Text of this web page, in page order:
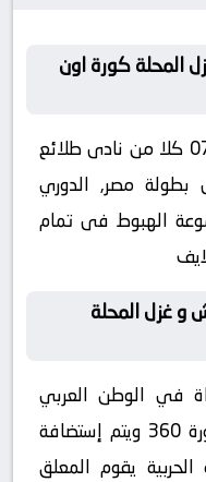
المحلة كورة اون
يلا شوت يلتقى اليوم 2026-05-07 كلا من نادى طلائع
مصر, الدوري
الهبوط فى تمام
و غزل المحلة
في الوطن العربي
فضائيا على قناة أون سبورت كورة 360 ويتم إستضافة
يقوم المعلق